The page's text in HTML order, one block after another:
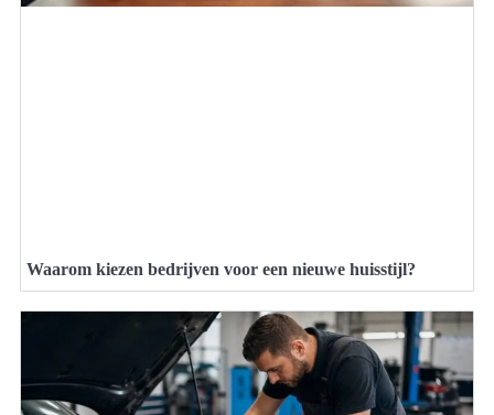
Waarom kiezen bedrijven voor een nieuwe huisstijl?